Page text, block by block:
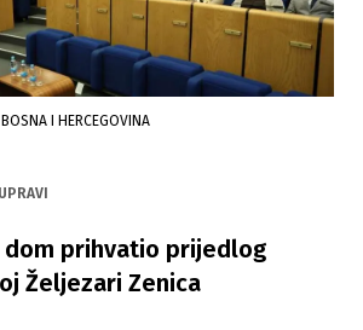
/ BOSNA I HERCEGOVINA
dom prihvatio prijedlog
Željezari Zenica